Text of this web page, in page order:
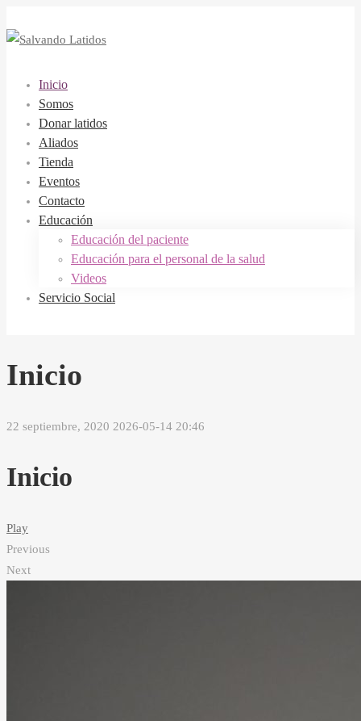
Inicio
Somos
Donar latidos
Aliados
Tienda
Eventos
Contacto
Educación
Educación del paciente
Educación para el personal de la salud
Videos
Servicio Social
Inicio
22 septiembre, 2020 2026-05-14 20:46
Inicio
Play
Previous
Next